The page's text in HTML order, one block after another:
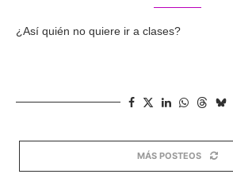
¿Así quién no quiere ir a clases?
MÁS POSTEOS